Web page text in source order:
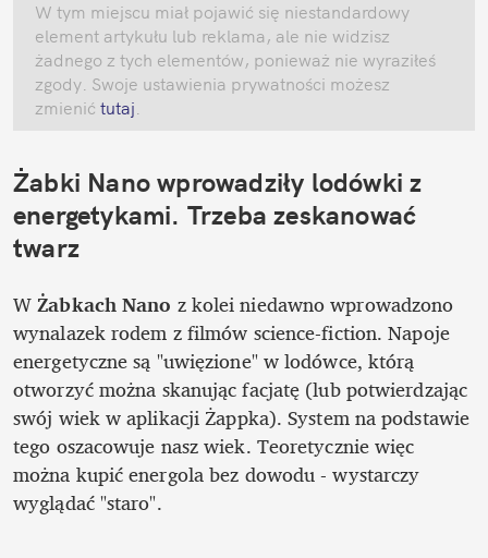
W tym miejscu miał pojawić się niestandardowy
element artykułu lub reklama, ale nie widzisz
żadnego z tych elementów, ponieważ nie wyraziłeś
zgody. Swoje ustawienia prywatności możesz
zmienić tutaj.
Żabki Nano wprowadziły lodówki z
energetykami. Trzeba zeskanować
twarz
W Żabkach Nano z kolei niedawno wprowadzono
wynalazek rodem z filmów science-fiction. Napoje
energetyczne są "uwięzione" w lodówce, którą
otworzyć można skanując facjatę (lub potwierdzając
swój wiek w aplikacji Żappka). System na podstawie
tego oszacowuje nasz wiek. Teoretycznie więc
można kupić energola bez dowodu - wystarczy
wyglądać "staro".